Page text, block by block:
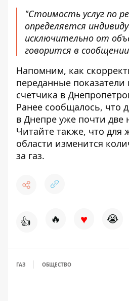
"Стоимость услуг по
определяется
исключительно от
говорится в
Напомним, как
переданные показатели
счетчика в
Ранее сообщалось, что
в ​​Днепре уже почти две
Читайте также, что для
области изменится
за газ.
👍 🔥 ♥ 😭
ГАЗ ОБЩЕСТВО